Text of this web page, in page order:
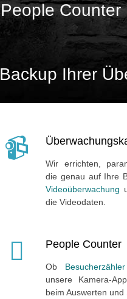
People Counter
Backup Ihrer
Wir errichten,
die genau auf Ihre
Videoüberwachung
die Videodaten.
People Counter
Ob Besucherzähler
unsere Kamera-
beim Auswerten und